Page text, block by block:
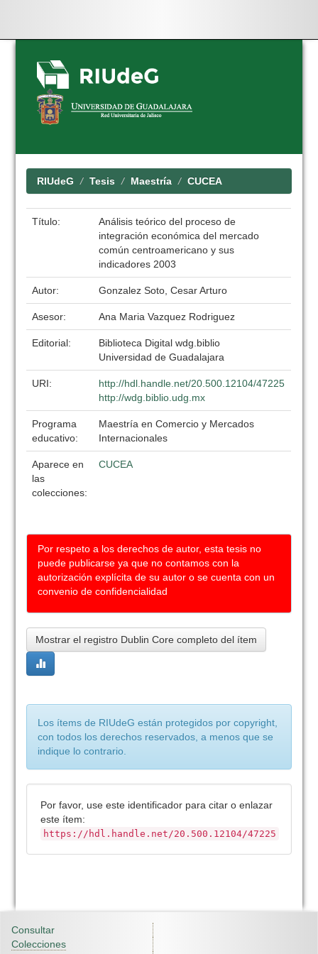
Skip
navigation
RIUdeG Tesis Maestría CUCEA
Título:
Análisis teórico del proceso de
integración económica del mercado
común centroamericano y sus
indicadores 2003
Autor: Gonzalez Soto, Cesar Arturo
Asesor: Ana Maria Vazquez Rodriguez
Editorial:
Biblioteca Digital wdg.biblio
Universidad de Guadalajara
URI:
http://hdl.handle.net/20.500.12104/47225
http://wdg.biblio.udg.mx
Programa
educativo:
Maestría en Comercio y Mercados
Internacionales
Aparece en
las
colecciones:
CUCEA
Por respeto a los derechos de autor, esta tesis no
puede publicarse ya que no contamos con la
autorización explícita de su autor o se cuenta con un
convenio de confidencialidad
Mostrar el registro Dublin Core completo del ítem
Los ítems de RIUdeG están protegidos por copyright,
con todos los derechos reservados, a menos que se
indique lo contrario.
Por favor, use este identificador para citar o enlazar
este ítem:
https://hdl.handle.net/20.500.12104/47225
Consultar
Colecciones